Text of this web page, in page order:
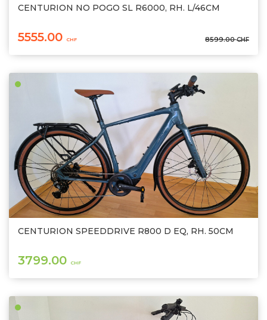
CENTURION NO POGO SL R6000, RH. L/46CM
5555.00 CHF 8599.00 CHF
CENTURION SPEEDDRIVE R800 D EQ, RH. 50CM
3799.00 CHF